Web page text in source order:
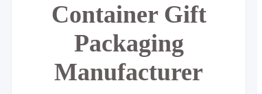
Container Gift
Packaging
Manufacturer